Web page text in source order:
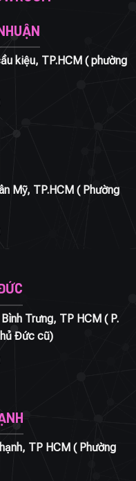
kiệu, TP.HCM ( phường
Mỹ, TP.HCM ( Phường
Trưng, TP HCM ( P.
Đức cũ)
TP HCM ( Phường